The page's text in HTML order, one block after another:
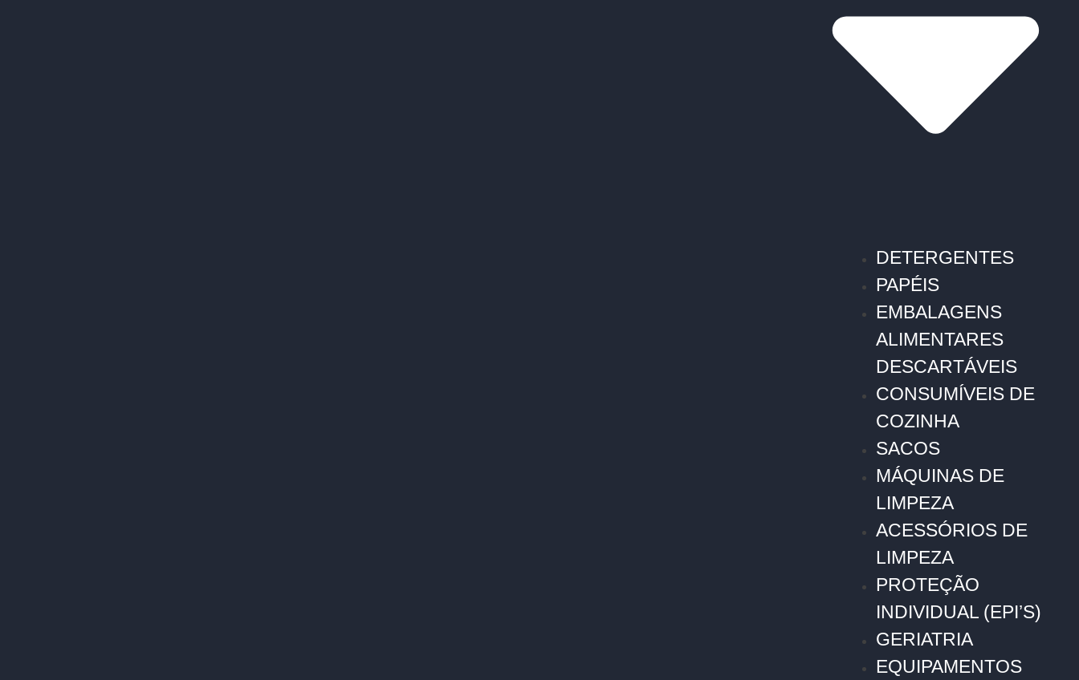
DETERGENTES
PAPÉIS
EMBALAGENS
ALIMENTARES
DESCARTÁVEIS
CONSUMÍVEIS DE
COZINHA
SACOS
MÁQUINAS DE
LIMPEZA
ACESSÓRIOS DE
LIMPEZA
PROTEÇÃO
INDIVIDUAL (EPI’S)
GERIATRIA
EQUIPAMENTOS